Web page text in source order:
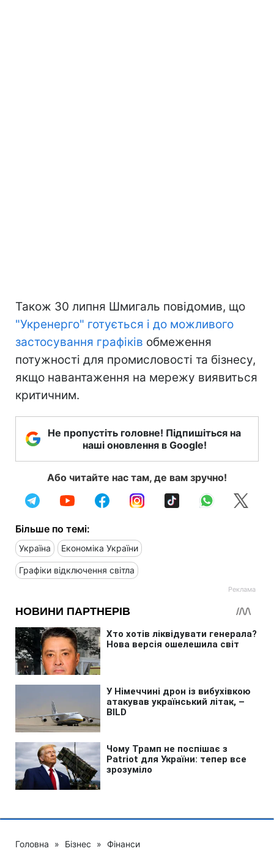
Також 30 липня Шмигаль повідомив, що
"Укренерго" готується і до можливого
застосування графіків обмеження
потужності для промисловості та бізнесу,
якщо навантаження на мережу виявиться
критичним.
Не пропустіть головне! Підпишіться на
наші оновлення в Google!
Або читайте нас там, де вам зручно!
Більше по темі:
Україна Економіка України
Графіки відключення світла
Головна » Бізнес » Фінанси